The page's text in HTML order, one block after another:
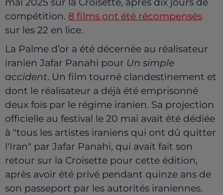
compétition. 8 films ont été récompensés
sur les 22 en lice.
La Palme d’or a été décernée au réalisateur
iranien Jafar Panahi pour Un simple
accident. Un film tourné clandestinement et
dont le réalisateur a déjà été emprisonné
deux fois par le régime iranien. Sa projection
officielle au festival le 20 mai avait été dédiée
à "tous les artistes iraniens qui ont dû quitter
l'Iran" par Jafar Panahi, qui avait fait son
retour sur la Croisette pour cette édition,
après avoir été privé pendant quinze ans de
son passeport par les autorités iraniennes.